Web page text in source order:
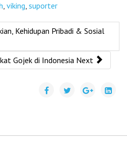
, viking, suporter
Kehidupan Pribadi & Sosial
Gojek di Indonesia Next